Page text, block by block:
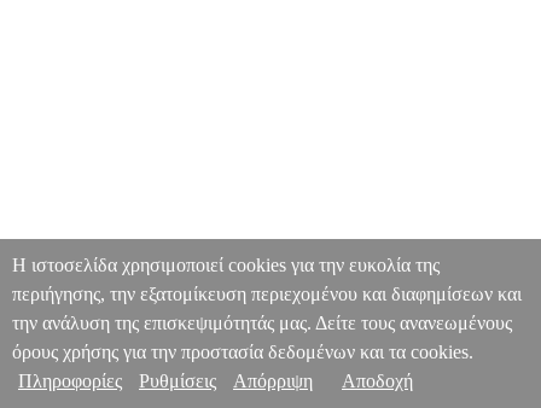
Η ιστοσελίδα χρησιμοποιεί cookies για την ευκολία της
περιήγησης, την εξατομίκευση περιεχομένου και διαφημίσεων και
την ανάλυση της επισκεψιμότητάς μας. Δείτε τους ανανεωμένους
όρους χρήσης για την προστασία δεδομένων και τα cookies.
Πληροφορίες
Ρυθμίσεις Απόρριψη Αποδοχή